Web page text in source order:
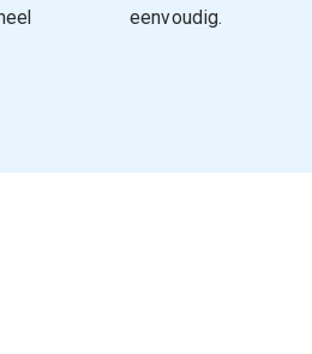
eenvoudig.